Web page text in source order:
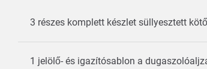
3 részes komplett készlet süllyesztett
1 jelölő- és igazítósablon a